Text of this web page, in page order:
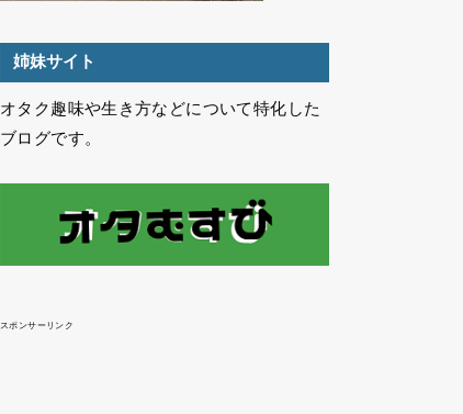
姉妹サイト
オタク趣味や生き方などについて特化した
ブログです。
スポンサーリンク